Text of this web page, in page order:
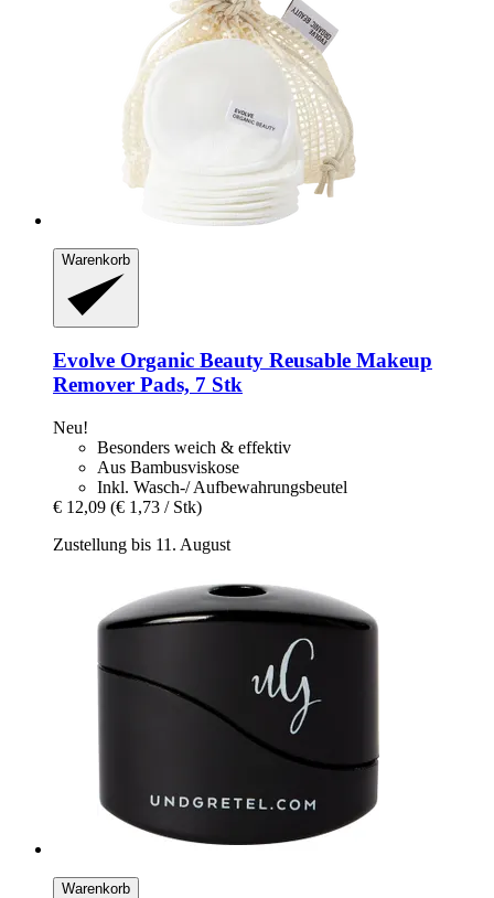
Warenkorb
Evolve Organic Beauty Reusable Makeup
Remover Pads, 7 Stk
Neu!
Besonders weich & effektiv
Aus Bambusviskose
Inkl. Wasch-/ Aufbewahrungsbeutel
€ 12,09 (€ 1,73 / Stk)
Zustellung bis 11. August
Warenkorb